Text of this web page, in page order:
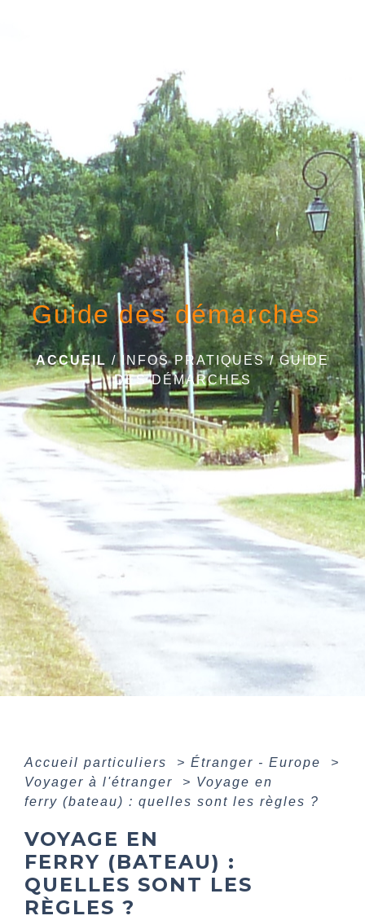
Guide des démarches
ACCUEIL /INFOS PRATIQUES/GUIDE
DES DÉMARCHES
Accueil particuliers > Étranger - Europe
>
Voyager à l'étranger
> Voyage en
ferry (bateau) : quelles sont les règles ?
VOYAGE EN
FERRY (BATEAU) :
QUELLES SONT LES
RÈGLES ?